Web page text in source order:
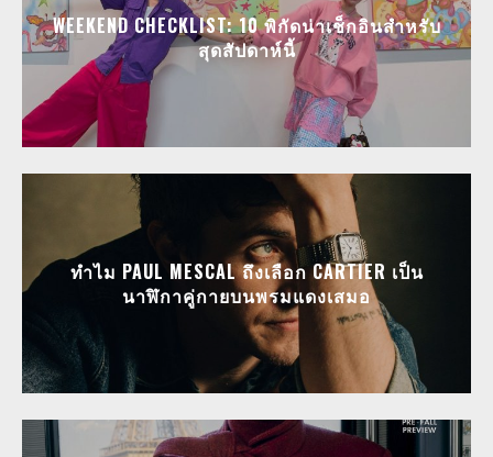
WEEKEND CHECKLIST: 10 พิกัดน่าเช็กอินสำหรับ
สุดสัปดาห์นี้
ทำไม PAUL MESCAL ถึงเลือก CARTIER เป็น
นาฬิกาคู่กายบนพรมแดงเสมอ